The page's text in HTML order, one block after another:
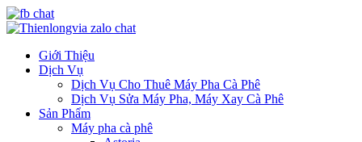
Giới Thiệu
Dịch Vụ
Dịch Vụ Cho Thuê Máy Pha Cà Phê
Dịch Vụ Sửa Máy Pha, Máy Xay Cà Phê
Sản Phẩm
Máy pha cà phê